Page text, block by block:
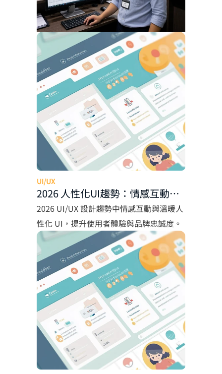
UI/UX
2026 人性化UI趨勢：情感互動設
計助企業提升使用者體驗
2026 UI/UX 設計趨勢中情感互動與溫暖人
性化 UI，提升使用者體驗與品牌忠誠度。